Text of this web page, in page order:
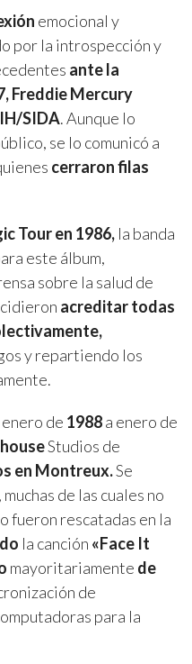
emocional y
por la introspección y
ante la
Freddie Mercury
SIDA. Aunque lo
se lo comunicó a
cerraron filas
Tour en 1986, la banda
este álbum,
sobre la salud de
acreditar todas
y repartiendo los
de 1988a enero de
Studios de
en Montreux.Se
, muchas de las cuales no
fueron rescatadas en la
la canción «Face It
mayoritariamente de
de
para la